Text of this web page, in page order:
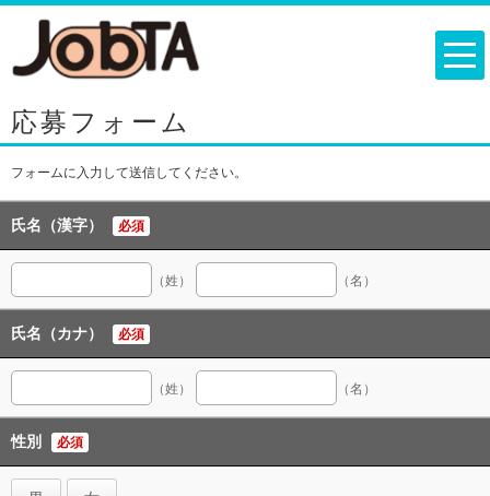
応募フォーム
フォームに入力して送信してください。
氏名（漢字） 必須
（姓） （名）
氏名（カナ） 必須
（姓） （名）
性別 必須